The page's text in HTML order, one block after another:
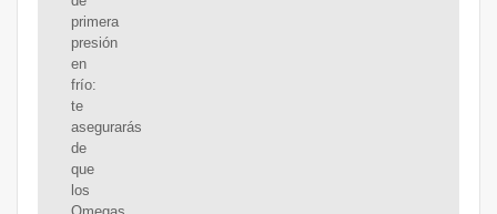
primera
presión
en
frío:
te
asegurarás
de
que
los